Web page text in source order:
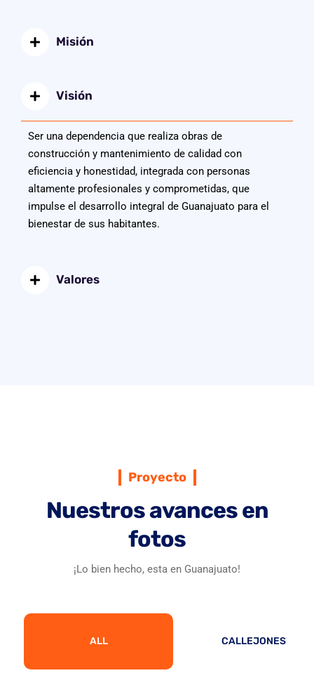
Misión
Visión
Ser una dependencia que realiza obras de
construcción y mantenimiento de calidad con
eficiencia y honestidad, integrada con personas
altamente profesionales y comprometidas, que
impulse el desarrollo integral de Guanajuato para el
bienestar de sus habitantes.
Valores
Proyecto
Nuestros avances en
fotos
¡Lo bien hecho, esta en Guanajuato!
ALL CALLEJONES